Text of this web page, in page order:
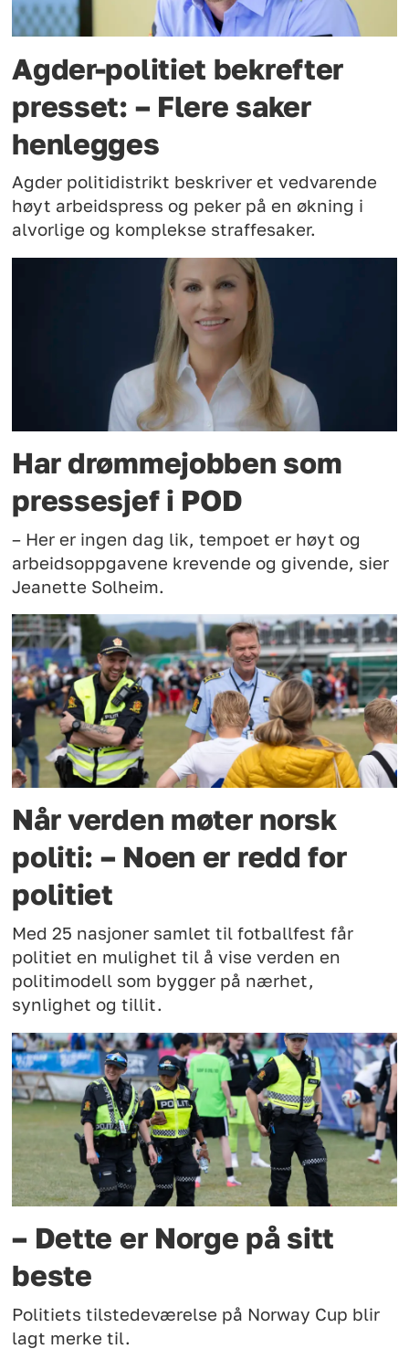
Agder-politiet bekrefter
presset: – Flere saker
henlegges
Agder politidistrikt beskriver et vedvarende
høyt arbeidspress og peker på en økning i
alvorlige og komplekse straffesaker.
Har drømmejobben som
pressesjef i POD
– Her er ingen dag lik, tempoet er høyt og
arbeidsoppgavene krevende og givende, sier
Jeanette Solheim.
Når verden møter norsk
politi: – Noen er redd for
politiet
Med 25 nasjoner samlet til fotballfest får
politiet en mulighet til å vise verden en
politimodell som bygger på nærhet,
synlighet og tillit.
– Dette er Norge på sitt
beste
Politiets tilstedeværelse på Norway Cup blir
lagt merke til.